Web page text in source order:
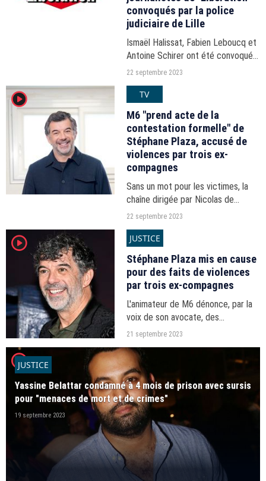
convoqués par la police
judiciaire de Lille
Ismaël Halissat, Fabien Leboucq et
Antoine Schirer ont été convoqués
par la police judiciaire après une
Leknoun, tué par un policier de la
BAC.
22 septembre 2023
player2 TV
M6 "prend acte de la
contestation formelle" de
Stéphane Plaza, accusé de
violences par trois ex-
compagnes
Sans un mot pour les victimes, la
chaîne dirigée par Nicolas de
Tavernost a décidé de soutenir et
"Recherche appartement ou
maison", "Chasseurs...
22 septembre 2023
player2 JUSTICE
Stéphane Plaza mis en cause
pour des faits de violences
par trois ex-compagnes
L'animateur de M6 dénonce, par la
voix de son avocate, des
"accusations fantaisistes". Son
l'encontre de celles qui l'accusent
une plainte pénale...
21 septembre 2023
player2
JUSTICE
Yassine Belattar condamné à 4 mois de prison avec sursis
pour "menaces de mort et de crimes"
19 septembre 2023